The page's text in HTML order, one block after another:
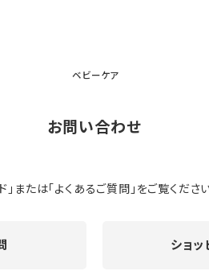
ベビーケア
お問い合わせ
」または「よくあるご質問」をご覧くださ
ショッ